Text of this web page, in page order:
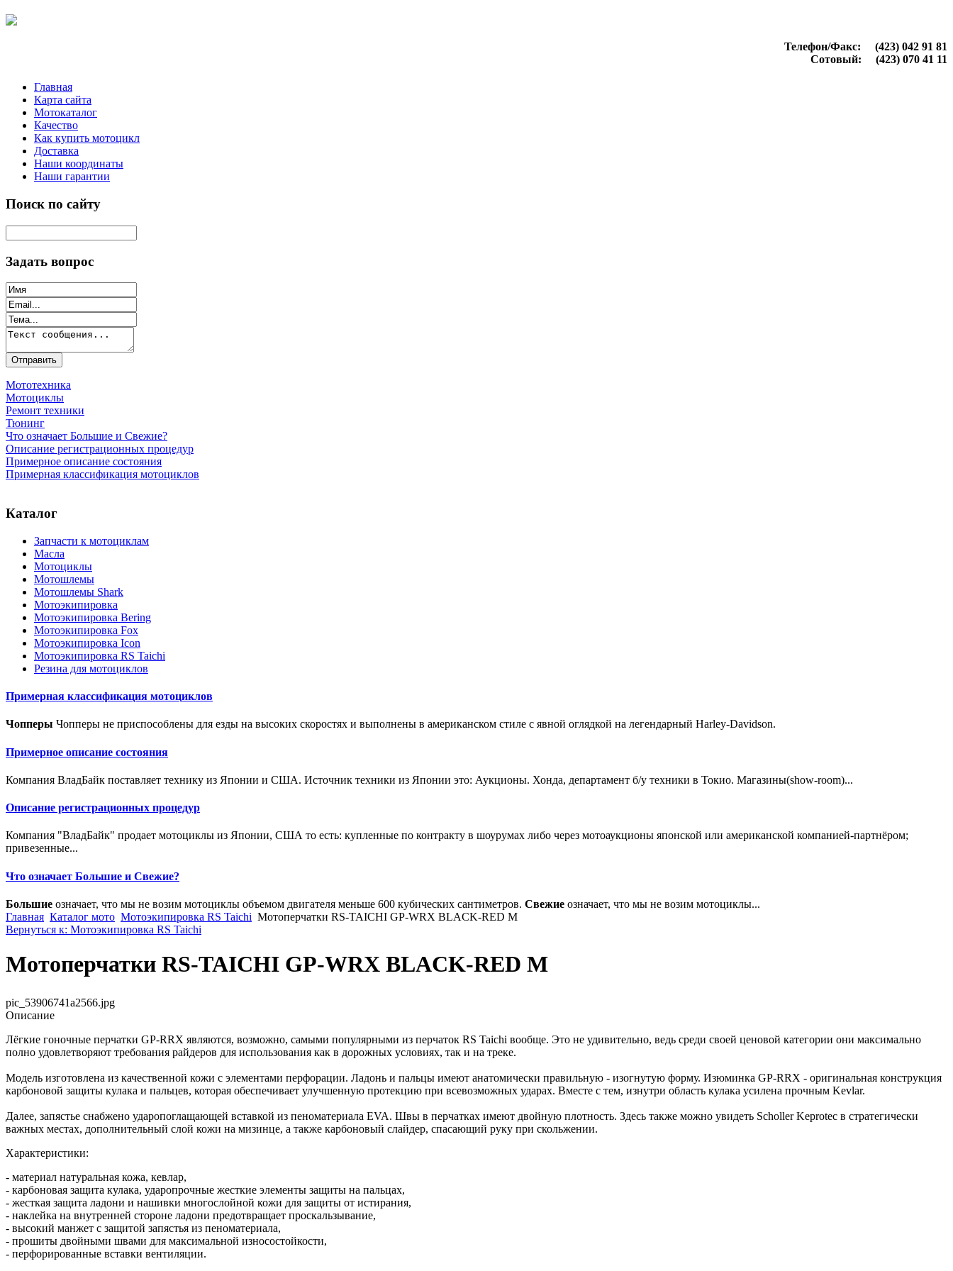
Телефон/Факс: (423) 042 91 81
Сотовый: (423) 070 41 11
Главная
Карта сайта
Мотокаталог
Качество
Как купить мотоцикл
Доставка
Наши координаты
Наши гарантии
Поиск по сайту
Задать вопрос
Мототехника
Мотоциклы
Ремонт техники
Тюнинг
Что означает Большие и Свежие?
Описание регистрационных процедур
Примерное описание состояния
Примерная классификация мотоциклов
Каталог
Запчасти к мотоциклам
Масла
Мотоциклы
Мотошлемы
Мотошлемы Shark
Мотоэкипировка
Мотоэкипировка Bering
Мотоэкипировка Fox
Мотоэкипировка Icon
Мотоэкипировка RS Taichi
Резина для мотоциклов
Примерная классификация мотоциклов
Чопперы Чопперы не приспособлены для езды на высоких скоростях и выполнены в американском стиле с явной оглядкой на легендарный Harley-Davidson.
Примерное описание состояния
Компания ВладБайк поставляет технику из Японии и США. Источник техники из Японии это: Аукционы. Хонда, департамент б/у техники в Токио. Магазины(show-room)...
Описание регистрационных процедур
Компания "ВладБайк" продает мотоциклы из Японии, США то есть: купленные по контракту в шоурумах либо через мотоаукционы японской или американской компанией-партнёром;
привезенные...
Что означает Большие и Свежие?
Большие означает, что мы не возим мотоциклы объемом двигателя меньше 600 кубических сантиметров. Свежие означает, что мы не возим мотоциклы...
Главная Каталог мото Мотоэкипировка RS Taichi Мотоперчатки RS-TAICHI GP-WRX BLACK-RED M
Вернуться к: Мотоэкипировка RS Taichi
Мотоперчатки RS-TAICHI GP-WRX BLACK-RED M
pic_53906741a2566.jpg
Описание
Лёгкие гоночные перчатки GP-RRX являются, возможно, самыми популярными из перчаток RS Taichi вообще. Это не удивительно, ведь среди своей ценовой категории они максимально
полно удовлетворяют требования райдеров для использования как в дорожных условиях, так и на треке.
Модель изготовлена из качественной кожи с элементами перфорации. Ладонь и пальцы имеют анатомически правильную - изогнутую форму. Изюминка GP-RRX - оригинальная конструкция
карбоновой защиты кулака и пальцев, которая обеспечивает улучшенную протекцию при всевозможных ударах. Вместе с тем, изнутри область кулака усилена прочным Kevlar.
Далее, запястье снабжено ударопоглащающей вставкой из пеноматериала EVA. Швы в перчатках имеют двойную плотность. Здесь также можно увидеть Scholler Keprotec в стратегически
важных местах, дополнительный слой кожи на мизинце, а также карбоновый слайдер, спасающий руку при скольжении.
Характеристики:
- материал натуральная кожа, кевлар,
- карбоновая защита кулака, ударопрочные жесткие элементы защиты на пальцах,
- жесткая защита ладони и нашивки многослойной кожи для защиты от истирания,
- наклейка на внутренней стороне ладони предотвращает проскальзывание,
- высокий манжет с защитой запястья из пеноматериала,
- прошиты двойными швами для максимальной износостойкости,
- перфорированные вставки вентиляции.